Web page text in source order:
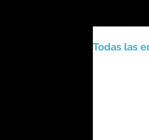
Todas las